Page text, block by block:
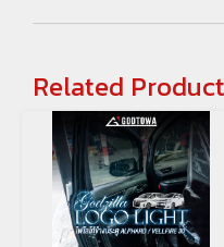
Related Product